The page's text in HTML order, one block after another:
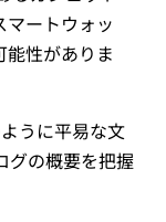
ートウォッ
性がありま
うに平易な文
グの概要を把握